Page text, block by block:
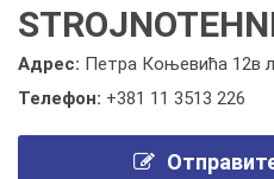
Адрес: Петра Коњевића 12в
Телефон: +381 11 3513 226